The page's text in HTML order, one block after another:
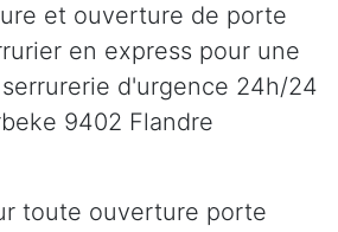
et ouverture de porte
en express pour une
d'urgence 24h/24
9402 Flandre
toute ouverture porte